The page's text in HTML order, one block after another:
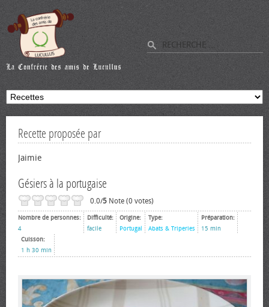
Recette proposée par
Jaimie
Gésiers à la portugaise
0.0/5 Note (0 votes)
Nombre de personnes:
4
Difficulté:
facile
Origine:
Portugal
Type:
Abats & Triperies
Préparation:
15 min
Cuisson:
1 h 30 min